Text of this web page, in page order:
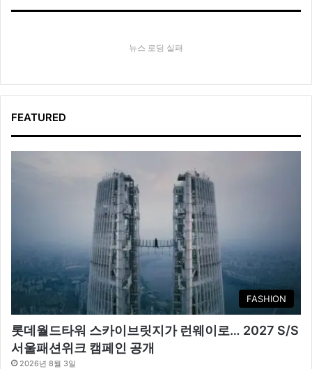
뉴스 로딩 실패
FEATURED
FASHION
롯데월드타워 스카이브릿지가 런웨이로… 2027 S/S
서울패션위크 캠페인 공개
2026년 8월 3일